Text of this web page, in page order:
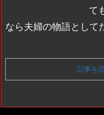
て
なら夫婦の物語として
記事を